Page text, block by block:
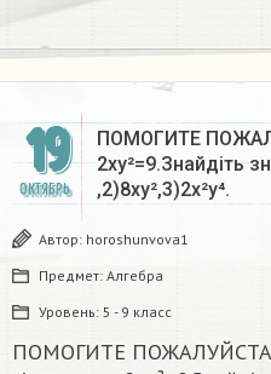
19
ОКТЯБРЬ
ПОМОГИТЕ
2ху²=9.Знайдіть
,2)8ху²,3)2х²у⁴.​
Автор: horoshunvova1
Предмет: Алгебра
Уровень: 5 - 9 класс
ПОМОГИТЕ